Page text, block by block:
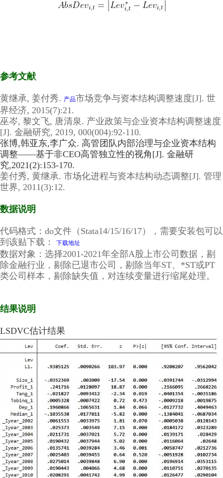
参考文献
黄继承, 姜付秀. 产品市场竞争与资本结构调整速度[J]. 世
界经济, 2015(7):21.
巫岑, 黎文飞, 唐清泉. 产业政策与企业资本结构调整速度
[J]. 金融研究, 2019, 000(004):92-110.
张博,韩亚东,李广众. 高管团队内部治理与企业资本结构
调整——基于非CEO高管独立性的视角[J]. 金融研
究,2021(2):153-170.
姜付秀, 黄继承. 市场化进程与资本结构动态调整[J]. 管理
世界, 2011(3):12.
数据说明
代码格式：do文件（Stata14/15/16/17），需要安装包可以
到该贴下载：
下载地址
数据对象：选择2001-2021年全部A股上市公司数据，剔
除金融行业，剔除已退市公司，剔除当年ST、*ST或PT
类公司样本，剔除缺失值，对连续变量进行缩尾处理。
结果说明
LSDVC估计结果